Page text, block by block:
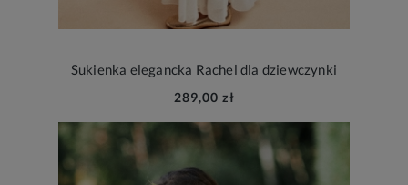
Sukienka elegancka Rachel dla dziewczynki
289,00 zł